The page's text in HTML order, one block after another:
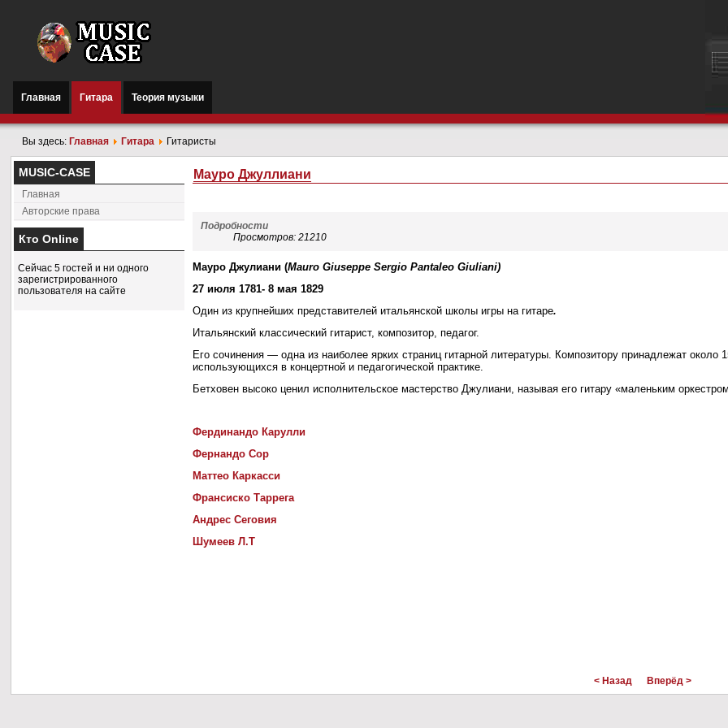
Главная Гитара Теория музыки
Вы здесь: Главная Гитара Гитаристы
MUSIC-CASE
Главная
Авторские права
Кто Online
Сейчас 5 гостей и ни одного
зарегистрированного
пользователя на сайте
Мауро Джуллиани
Подробности
Просмотров: 21210
Мауро Джулиани (Mauro Giuseppe Sergio Pantaleo Giuliani)
27 июля 1781- 8 мая 1829
Один из крупнейших представителей итальянской школы игры на гитаре.
Итальянский классический гитарист, композитор, педагог.
Его сочинения — одна из наиболее ярких страниц гитарной литературы. Композитору принадлежат около
использующихся в концертной и педагогической практике.
Бетховен высоко ценил исполнительское мастерство Джулиани, называя его гитару «маленьким
Фердинандо Карулли
Фернандо Сор
Маттео Каркасси
Франсиско Таррега
Андрес Сеговия
Шумеев Л.Т
< Назад Вперёд >